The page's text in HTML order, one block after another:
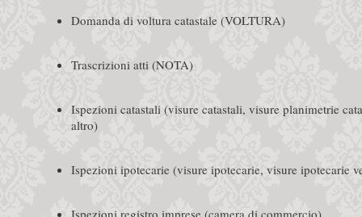
Domanda di voltura catastale (VOLTURA)
Trascrizioni atti (NOTA)
Ispezioni catastali (visure catastali, visure planimetrie
altro)
Ispezioni ipotecarie (visure ipotecarie, visure ipotecarie
Ispezioni registro imprese (camera di commercio)